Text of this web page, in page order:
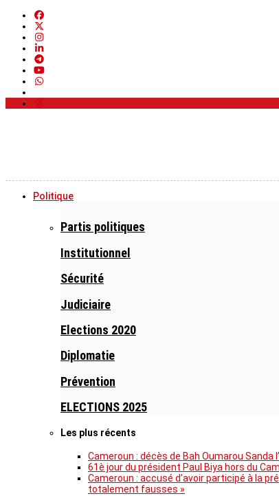
Politique
Partis politiques
Institutionnel
Sécurité
Judiciaire
Elections 2020
Diplomatie
Prévention
ELECTIONS 2025
Les plus récents
Cameroun : décès de Bah Oumarou
61è jour du président Paul Biya hors du
Cameroun : accusé d’avoir participé à la
totalement fausses »